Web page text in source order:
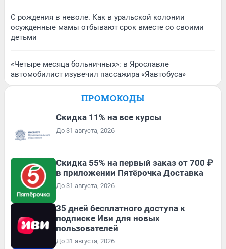
С рождения в неволе. Как в уральской колонии
осужденные мамы отбывают срок вместе со своими
детьми
«Четыре месяца больничных»: в Ярославле
автомобилист изувечил пассажира «Яавтобуса»
ПРОМОКОДЫ
Скидка 11% на все курсы
До 31 августа, 2026
Скидка 55% на первый заказ от 700 ₽
в приложении Пятёрочка Доставка
До 31 августа, 2026
35 дней бесплатного доступа к
подписке Иви для новых
пользователей
До 31 августа, 2026